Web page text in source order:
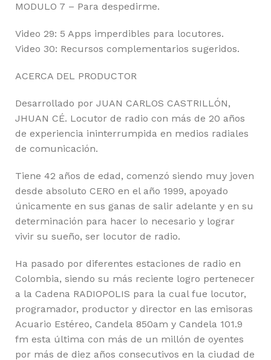
MODULO 7 – Para despedirme.
Video 29: 5 Apps imperdibles para locutores.
Video 30: Recursos complementarios sugeridos.
ACERCA DEL PRODUCTOR
Desarrollado por JUAN CARLOS CASTRILLÓN,
JHUAN CÉ. Locutor de radio con más de 20 años
de experiencia ininterrumpida en medios radiales
de comunicación.
Tiene 42 años de edad, comenzó siendo muy joven
desde absoluto CERO en el año 1999, apoyado
únicamente en sus ganas de salir adelante y en su
determinación para hacer lo necesario y lograr
vivir su sueño, ser locutor de radio.
Ha pasado por diferentes estaciones de radio en
Colombia, siendo su más reciente logro pertenecer
a la Cadena RADIOPOLIS para la cual fue locutor,
programador, productor y director en las emisoras
Acuario Estéreo, Candela 850am y Candela 101.9
fm esta última con más de un millón de oyentes
por más de diez años consecutivos en la ciudad de